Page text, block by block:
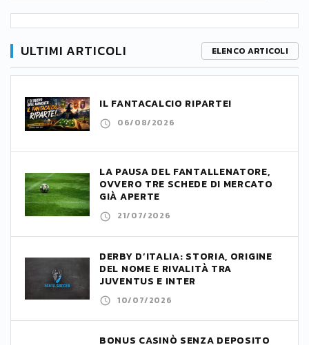
ULTIMI ARTICOLI ELENCO ARTICOLI
IL FANTACALCIO RIPARTE!
06/08/2026
LA PAUSA DEL FANTALLENATORE,
OVVERO TRE SCHEDE DI MERCATO
GIÀ APERTE
21/07/2026
DERBY D’ITALIA: STORIA, ORIGINE
DEL NOME E RIVALITÀ TRA
JUVENTUS E INTER
10/07/2026
BONUS CASINÒ SENZA DEPOSITO